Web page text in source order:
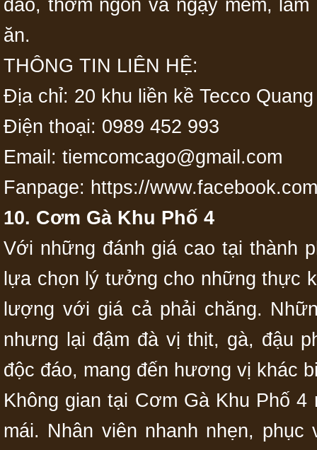
đáo, thơm ngon và ngậy mềm,
ăn.
THÔNG TIN LIÊN HỆ:
Địa chỉ: 20 khu liền kề Tecco
Điện thoại: 0989 452 993
Email: tiemcomcago@gmail.com
Fanpage: https://
10. Cơm Gà Khu Phố 4
Với những đánh giá cao tại thành
lựa chọn lý tưởng cho những thực
lượng với giá cả phải chăng.
nhưng lại đậm đà vị thịt, gà, đậu
độc đáo, mang đến hương vị khác
Không gian tại Cơm Gà Khu Phố
mái. Nhân viên nhanh nhẹn,